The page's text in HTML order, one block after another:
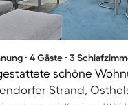
∙ 4 Gäste ∙ 3